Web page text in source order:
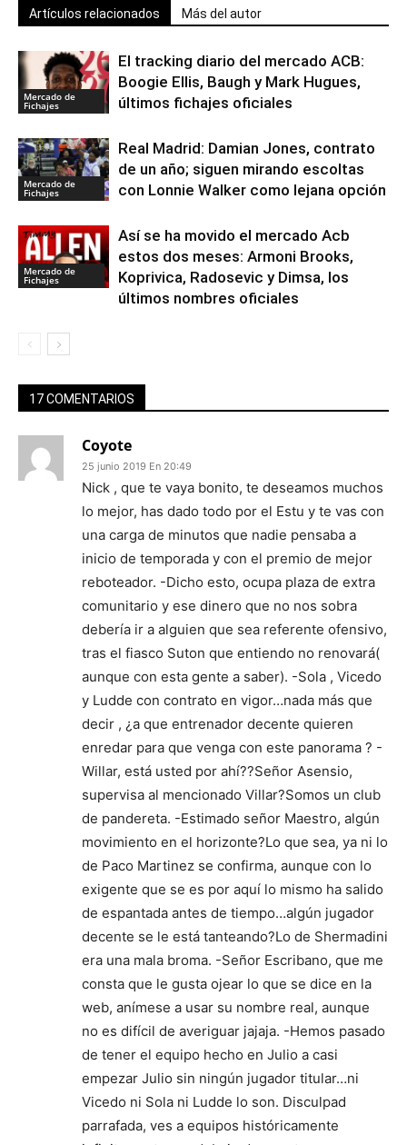
Artículos relacionados Más del autor
Mercado de
Fichajes
El tracking diario del mercado ACB:
Boogie Ellis, Baugh y Mark Hugues,
últimos fichajes oficiales
Mercado de
Fichajes
Real Madrid: Damian Jones, contrato
de un año; siguen mirando escoltas
con Lonnie Walker como lejana opción
Mercado de
Fichajes
Así se ha movido el mercado Acb
estos dos meses: Armoni Brooks,
Koprivica, Radosevic y Dimsa, los
últimos nombres oficiales
17 COMENTARIOS
Coyote
25 junio 2019 En 20:49
Nick , que te vaya bonito, te deseamos muchos
lo mejor, has dado todo por el Estu y te vas con
una carga de minutos que nadie pensaba a
inicio de temporada y con el premio de mejor
reboteador. -Dicho esto, ocupa plaza de extra
comunitario y ese dinero que no nos sobra
debería ir a alguien que sea referente ofensivo,
tras el fiasco Suton que entiendo no renovará(
aunque con esta gente a saber). -Sola , Vicedo
y Ludde con contrato en vigor…nada más que
decir , ¿a que entrenador decente quieren
enredar para que venga con este panorama ? -
Willar, está usted por ahí??Señor Asensio,
supervisa al mencionado Villar?Somos un club
de pandereta. -Estimado señor Maestro, algún
movimiento en el horizonte?Lo que sea, ya ni lo
de Paco Martinez se confirma, aunque con lo
exigente que se es por aquí lo mismo ha salido
de espantada antes de tiempo…algún jugador
decente se le está tanteando?Lo de Shermadini
era una mala broma. -Señor Escribano, que me
consta que le gusta ojear lo que se dice en la
web, anímese a usar su nombre real, aunque
no es difícil de averiguar jajaja. -Hemos pasado
de tener el equipo hecho en Julio a casi
empezar Julio sin ningún jugador titular…ni
Vicedo ni Sola ni Ludde lo son. Disculpad
parrafada, ves a equipos históricamente